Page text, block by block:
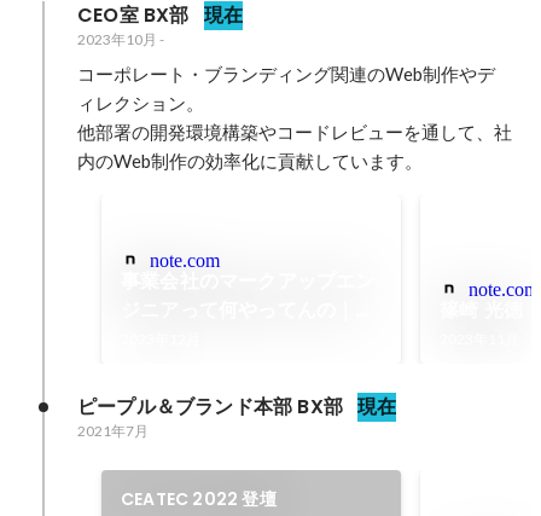
CEO室 BX部 現在
2023年10月 -
コーポレート・ブランディング関連のWeb制作やデ
ィレクション。
他部署の開発環境構築やコードレビューを通して、社
内のWeb制作の効率化に貢献しています。
note.com
note.com
ピープル＆ブランド本部 BX部 現在
2021年7月
CEATEC 2022 登壇